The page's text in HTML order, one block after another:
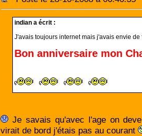
indian a écrit :
J'avais toujours internet mais j'avais envie de
Bon anniversaire mon
Je savais qu'avec l'age on
virait de bord j'étais pas au courant